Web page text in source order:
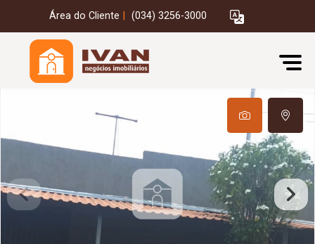
Área do Cliente (034) 3256-3000